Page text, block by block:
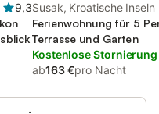
9,3Susak, Kroatische Inseln
Ferienwohnung für 5
Terrasse und Garten
Kostenlose Stornierung
ab163 €pro Nacht